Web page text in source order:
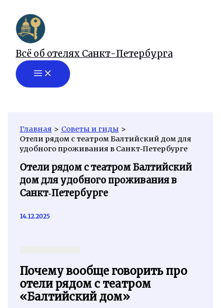
содержимому
Всё об отелях Санкт-Петербурга
Главная
Советы и гиды
Отели рядом с театром Балтийский дом для
удобного проживания в Санкт‑Петербурге
Отели рядом с театром Балтийский
дом для удобного проживания в
Санкт‑Петербурге
14.12.2025
Почему вообще говорить про
отели рядом с театром
«Балтийский дом»